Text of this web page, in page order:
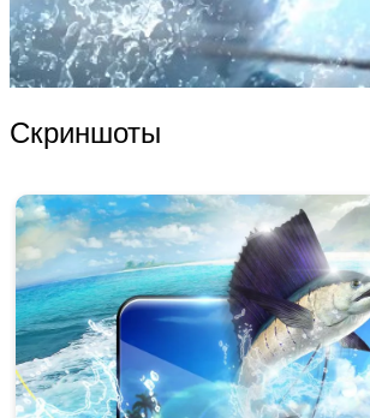
Скриншоты